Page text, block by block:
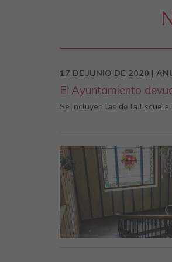
17 DE JUNIO DE 2020 |
El Ayuntamiento
Se incluyen las de la